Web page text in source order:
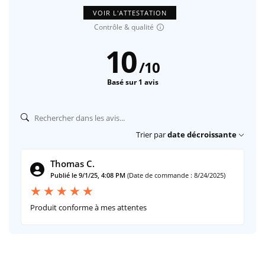
VOIR L'ATTESTATION
Contrôle & qualité
10/10
Basé sur 1 avis
Trier pardate décroissante
Thomas C.
Publié le 9/1/25, 4:08 PM (Date de commande : 8/24/2025)
Produit conforme à mes attentes